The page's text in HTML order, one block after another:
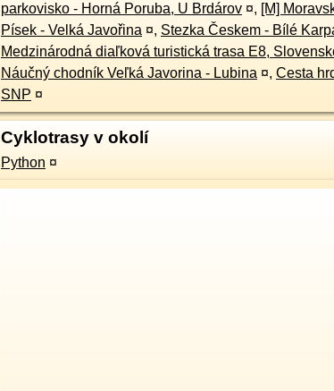
parkovisko - Horná Poruba, U Brdárov ¤, [M]
Písek - Velká Javořina ¤, Stezka Českem - Bílé
Medzinárodná diaľková turistická trasa E8,
Náučný chodník Veľká Javorina - Lubina ¤, Cesta
SNP ¤
Cyklotrasy v okolí
Python ¤